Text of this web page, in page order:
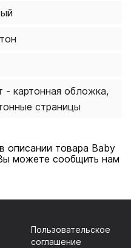
- картонная обложка,
страницы
описании товара Baby
можете сообщить нам
Пользовательское
соглашение